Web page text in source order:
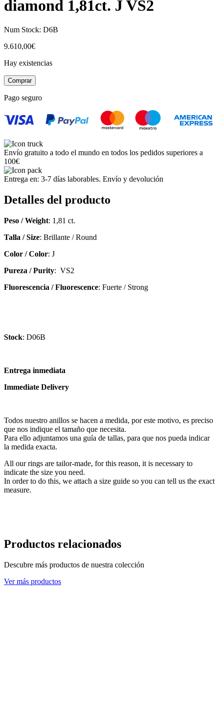
diamond 1,81ct. J VS2
Num Stock: D6B
9.610,00€
Hay existencias
Anillo
Oro
Blanco
diamante
1,81ct.
VS2
/
18k
White
Gold
one
diamond
J
cantidad
Comprar
Pago seguro
Envío gratuito a todo el mundo en todos los pedidos superiores a
100€
Entrega en: 3-7 días laborables. Envío y devolución
Detalles del producto
Peso / Weight: 1,81 ct.
Talla / Size: Brillante / Round
Color / Color: J
Pureza / Purity: VS2
Fluorescencia / Fluorescence: Fuerte / Strong
Stock: D06B
Entrega inmediata
Immediate Delivery
Todos nuestro anillos se hacen a medida, por este motivo, es preciso
que nos indique el tamaño que necesita.
Para ello adjuntamos una guía de tallas, para que nos pueda indicar
la medida exacta.
All our rings are tailor-made, for this reason, it is necessary to
indicate the size you need.
In order to do this, we attach a size guide so you can tell us the exact
measure.
Productos relacionados
Descubre más productos de nuestra colección
Ver más productos